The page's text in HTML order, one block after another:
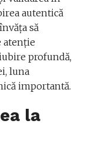
autentică
să
atenție
profundă,
luna
importantă.
la